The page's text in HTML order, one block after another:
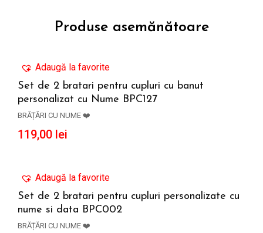
Produse asemănătoare
Adaugă la favorite
Set de 2 bratari pentru cupluri cu banut
personalizat cu Nume BPC127
BRĂȚĂRI CU NUME ❤️
119,00 lei
Adaugă la favorite
Set de 2 bratari pentru cupluri personalizate cu
nume si data BPC002
BRĂȚĂRI CU NUME ❤️